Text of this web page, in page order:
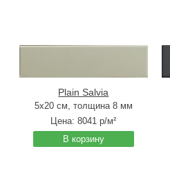
Plain Salvia
5x20 см, толщина 8 мм
Цена:8041 р/м²
В корзину